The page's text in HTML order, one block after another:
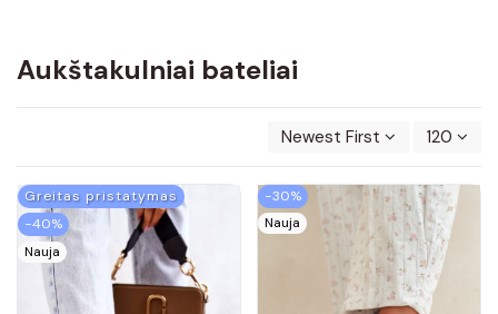
Aukštakulniai bateliai
Newest First 120
Greitas pristatymas
−40%
Nauja
−30%
Nauja